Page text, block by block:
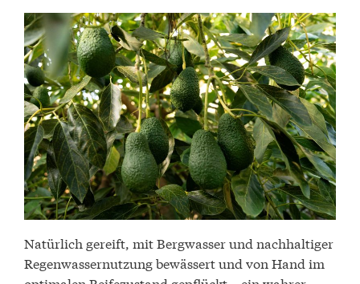
Natürlich gereift, mit Bergwasser und nachhaltiger
Regenwassernutzung bewässert und von Hand im